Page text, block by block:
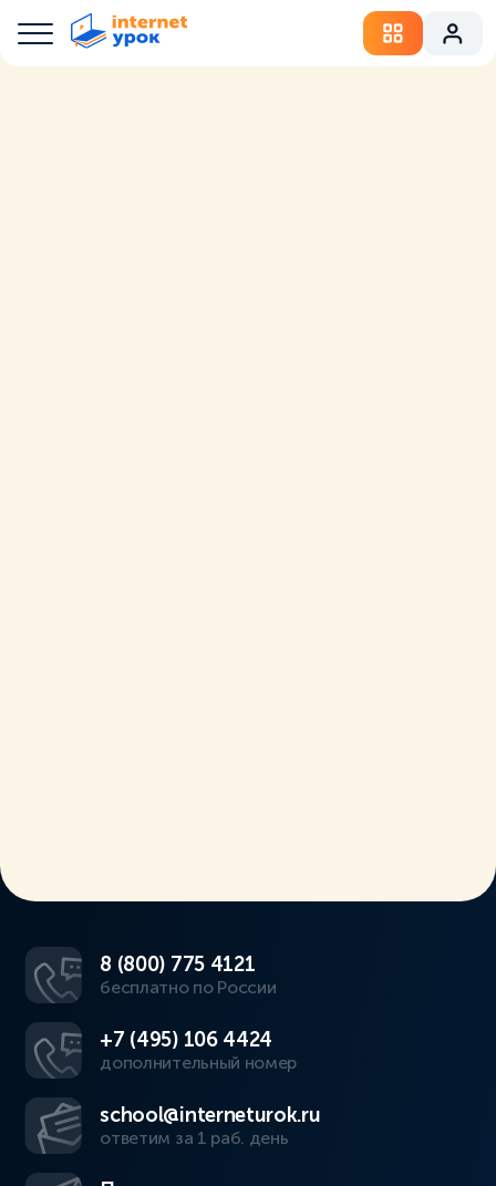
8 (800) 775 4121
бесплатно по России
+7 (495) 106 4424
дополнительный номер
school@interneturok.ru
ответим за 1 раб. день